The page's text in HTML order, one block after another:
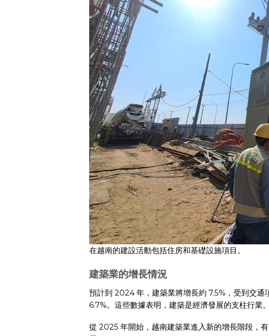
在越南的建設活動包括住房和基礎設施項目。
建築業的增長情況
預計到 2024 年，建築業將增長約 7.5%，受到交
6.7%。這些數據表明，建築是經濟發展的支柱行業。
從 2025 年開始，越南建築業進入新的增長階段，